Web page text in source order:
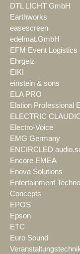
DTL LICHT GmbH
Earthworks
easescreen
edelmat.GmbH
EFM Event Logistics
Ehrgeiz
EIKI
einstein & sons
ELA PRO
Elation Professional
ELECTRIC
Electro-Voice
EMG Germany
ENCIRCLED
Encore EMEA
Enova Solutions
Entertainment
Concepts
EPOS
Epson
ETC
Euro Sound